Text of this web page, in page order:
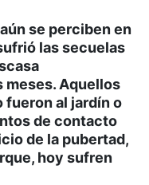
se perciben en
las secuelas
meses. Aquellos
fueron al jardín o
de contacto
de la pubertad,
hoy sufren